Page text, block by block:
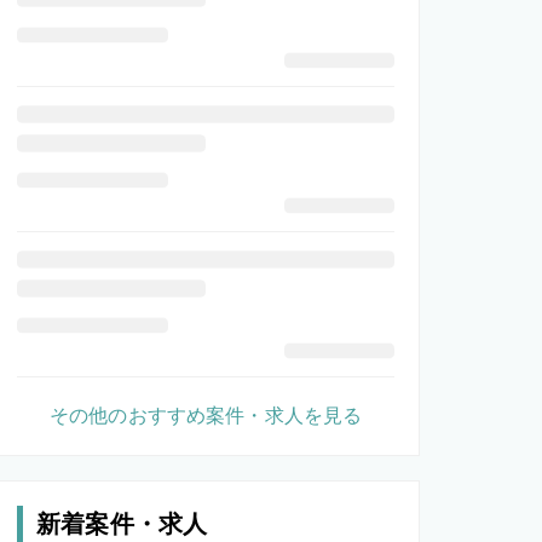
その他のおすすめ案件・求人を見る
新着案件・求人